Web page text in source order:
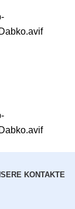
KONTAKTE